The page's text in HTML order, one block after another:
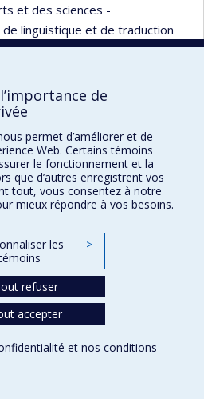
et des sciences -
linguistique et de traduction
et des sciences -
; Histoire de la
latine; Amériques;
(arts et lettres); 2000 à
- Département de
et de médecine
publique - Département de
et de politique de santé
soins; Sécurité des patients
de santé
de
permet d’améliorer et de
Web. Certains témoins
le fonctionnement et la
que d’autres enregistrent vos
tout, vous consentez à notre
mieux répondre à vos besoins.
les
>
refuser
accepter
et nos conditions